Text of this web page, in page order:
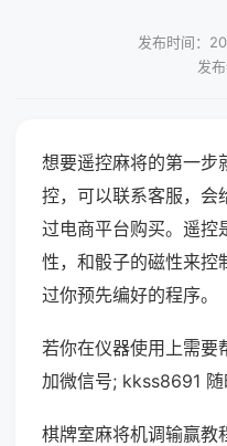
发布时间：
发
想要遥控麻将的第一步
控，可以联系客服，会
过电商平台购买。遥控
性，和骰子的磁性来控
过你预先编好的程序。
若你在仪器使用上需要
加微信号; kkss8691 随
棋牌室麻将机调输赢教